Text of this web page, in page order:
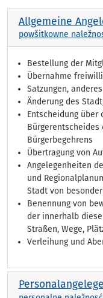
Allgemeine
powšitkowne
Bestellung der
Übernahme
Satzungen,
Änderung des
Entscheidung über
Bürgerbegehrens
Übertragung von
Angelegenheiten
und
Stadt von
Benennung von
der innerhalb
Straßen, Wege,
Verleihung und